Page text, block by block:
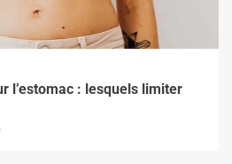
l’estomac : lesquels limiter